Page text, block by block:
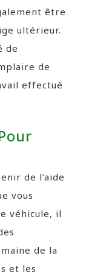
être
ultérieur.
de
de
effectué
de l’aide
vous
véhicule, il
de la
et les